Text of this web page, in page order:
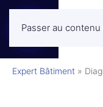
Passer au contenu
Expert Bâtiment »